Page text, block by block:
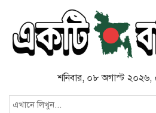
শনিবার, ০৮ অগাস্ট